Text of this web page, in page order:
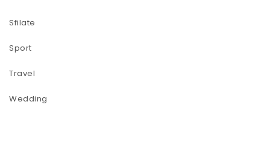
Sfilate
Sport
Travel
Wedding